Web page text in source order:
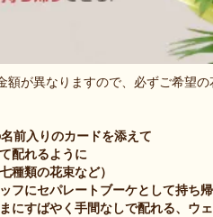
が異なりますので、必ずご希望の
前入りのカードを添えて
配れるように
種類の花束など）
フにセパレートブーケとして持ち
にすばやく手間なしで配れる、